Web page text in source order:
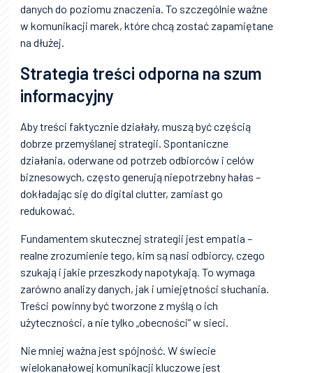
danych do poziomu znaczenia. To szczególnie ważne
w komunikacji marek, które chcą zostać zapamiętane
na dłużej.
Strategia treści odporna na szum
informacyjny
Aby treści faktycznie działały, muszą być częścią
dobrze przemyślanej strategii. Spontaniczne
działania, oderwane od potrzeb odbiorców i celów
biznesowych, często generują niepotrzebny hałas –
dokładając się do digital clutter, zamiast go
redukować.
Fundamentem skutecznej strategii jest empatia –
realne zrozumienie tego, kim są nasi odbiorcy, czego
szukają i jakie przeszkody napotykają. To wymaga
zarówno analizy danych, jak i umiejętności słuchania.
Treści powinny być tworzone z myślą o ich
użyteczności, a nie tylko „obecności” w sieci.
Nie mniej ważna jest spójność. W świecie
wielokanałowej komunikacji kluczowe jest